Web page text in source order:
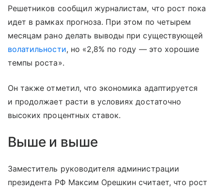
Решетников сообщил журналистам, что рост пока
идет в рамках прогноза. При этом по четырем
месяцам рано делать выводы при существующей
волатильности, но «2,8% по году — это хорошие
темпы роста».
Он также отметил, что экономика адаптируется
и продолжает расти в условиях достаточно
высоких процентных ставок.
Выше и выше
Заместитель руководителя администрации
президента РФ Максим Орешкин считает, что рост